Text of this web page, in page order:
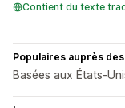
Contient du texte
Populaires auprès
Basées aux États-